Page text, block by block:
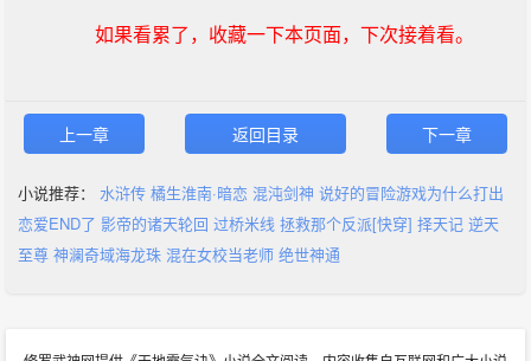
如果看累了，收藏一下本页面，下次接着看。
上一章 返回目录 下一章
小说推荐： 水浒传 橘生淮南·暗恋 混沌剑神 说好的冒险游戏为什么打出
恋爱END了 影帝的诸天轮回 过桥米线 拯救那个反派[快穿] 择天记 逆天
至尊 神澜奇域海龙珠 混在女校当老师 绝世神通